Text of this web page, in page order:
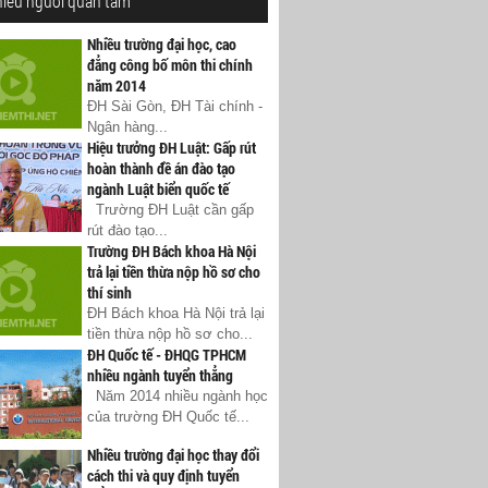
Nhiều trường đại học, cao
đẳng công bố môn thi chính
năm 2014
ĐH Sài Gòn, ĐH Tài chính -
Ngân hàng...
Hiệu trưởng ĐH Luật: Gấp rút
hoàn thành đề án đào tạo
ngành Luật biển quốc tế
Trường ĐH Luật cần gấp
rút đào tạo...
Trường ĐH Bách khoa Hà Nội
trả lại tiền thừa nộp hồ sơ cho
thí sinh
ĐH Bách khoa Hà Nội trả lại
tiền thừa nộp hồ sơ cho...
ĐH Quốc tế - ĐHQG TPHCM
nhiều ngành tuyển thẳng
Năm 2014 nhiều ngành học
của trường ĐH Quốc tế...
Nhiều trường đại học thay đổi
cách thi và quy định tuyển